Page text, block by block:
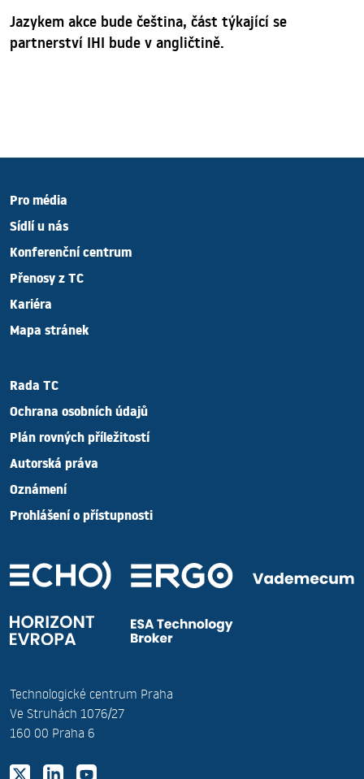
Jazykem akce bude čeština, část týkající se
partnerství IHI bude v angličtině.
Pro média
Sídlí u nás
Konferenční centrum
Přenosy z TC
Kariéra
Mapa stránek
Rada TC
Ochrana osobních údajů
Plán rovných příležitostí
Autorská práva
Oznámení
Prohlášení o přístupnosti
Technologické centrum Praha
Ve Struhách 1076/27
160 00 Praha 6